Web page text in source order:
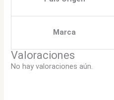
Marca
Valoraciones
No hay valoraciones aún.